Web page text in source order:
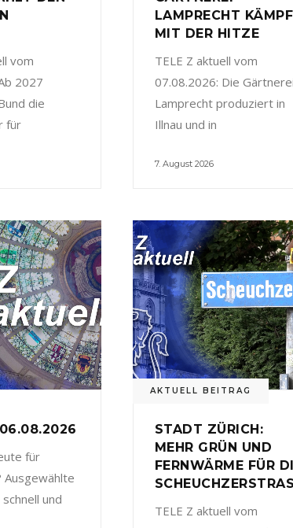
vom
2027
die
für
LAMPRECHT
MIT DER HITZE
TELE Z aktuell vom
07.08.2026: Die
Lamprecht produziert in
Illnau und in
7. August 2026
für
Ausgewählte
und
AKTUELL BEITRAG
STADT ZÜRICH:
MEHR GRÜN UND
FERNWÄRME FÜR
TELE Z aktuell vom